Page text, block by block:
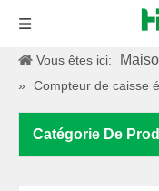
Vous êtes ici:
» Compteur de caisse
Catégorie De